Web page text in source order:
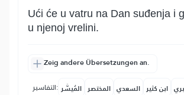
Ući će u vatru na Dan suđenja i
u njenoj vrelini.
Zeig andere Übersetzungen an.
التفاسير: المُيسَّر المختصر السعدي ابن كثير